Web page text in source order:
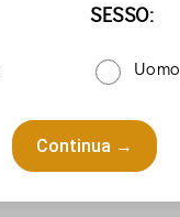
SESSO:
Uomo
Continua →